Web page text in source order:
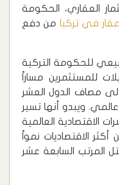
العقاري، الحكومة
في تركيا من دفع
للحكومة التركية
للمستثمرين مساراً
مصاف الدول العشر
ويبدو أنها تسير
الاقتصادية العالمية
الاقتصاديات نمواً
المرتب السابعة عشر